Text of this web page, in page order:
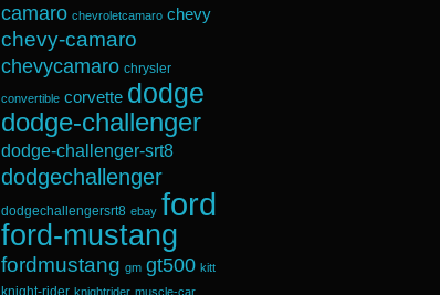
camaro chevroletcamaro chevy
chevy-camaro
chevycamaro chrysler
convertible corvette dodge
dodge-challenger
dodge-challenger-srt8
dodgechallenger
dodgechallengersrt8 ebay ford
ford-mustang
fordmustang gm gt500 kitt
knight-rider knightrider muscle-car